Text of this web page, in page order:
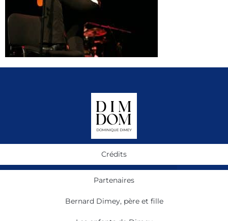
Crédits
Partenaires
Bernard Dimey, père et fille